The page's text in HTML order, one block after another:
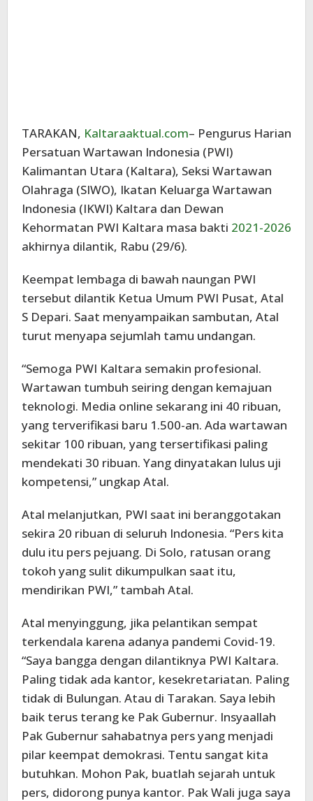
TARAKAN, Kaltaraaktual.com– Pengurus Harian
Persatuan Wartawan Indonesia (PWI)
Kalimantan Utara (Kaltara), Seksi Wartawan
Olahraga (SIWO), Ikatan Keluarga Wartawan
Indonesia (IKWI) Kaltara dan Dewan
Kehormatan PWI Kaltara masa bakti 2021-2026
akhirnya dilantik, Rabu (29/6).
Keempat lembaga di bawah naungan PWI
tersebut dilantik Ketua Umum PWI Pusat, Atal
S Depari. Saat menyampaikan sambutan, Atal
turut menyapa sejumlah tamu undangan.
“Semoga PWI Kaltara semakin profesional.
Wartawan tumbuh seiring dengan kemajuan
teknologi. Media online sekarang ini 40 ribuan,
yang terverifikasi baru 1.500-an. Ada wartawan
sekitar 100 ribuan, yang tersertifikasi paling
mendekati 30 ribuan. Yang dinyatakan lulus uji
kompetensi,” ungkap Atal.
Atal melanjutkan, PWI saat ini beranggotakan
sekira 20 ribuan di seluruh Indonesia. “Pers kita
dulu itu pers pejuang. Di Solo, ratusan orang
tokoh yang sulit dikumpulkan saat itu,
mendirikan PWI,” tambah Atal.
Atal menyinggung, jika pelantikan sempat
terkendala karena adanya pandemi Covid-19.
“Saya bangga dengan dilantiknya PWI Kaltara.
Paling tidak ada kantor, kesekretariatan. Paling
tidak di Bulungan. Atau di Tarakan. Saya lebih
baik terus terang ke Pak Gubernur. Insyaallah
Pak Gubernur sahabatnya pers yang menjadi
pilar keempat demokrasi. Tentu sangat kita
butuhkan. Mohon Pak, buatlah sejarah untuk
pers, didorong punya kantor. Pak Wali juga saya